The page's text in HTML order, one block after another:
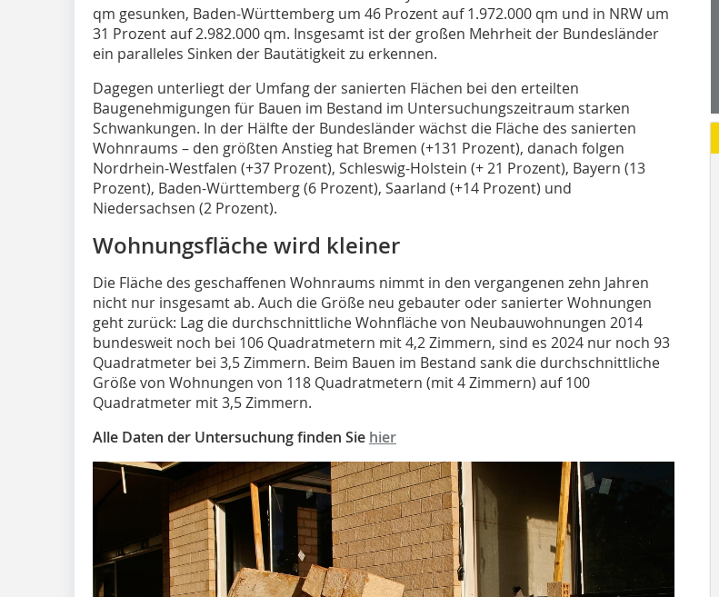
qm gesunken, Baden-Württemberg um 46 Prozent auf 1.972.000 qm und in NRW um
31 Prozent auf 2.982.000 qm. Insgesamt ist der großen Mehrheit der Bundesländer
ein paralleles Sinken der Bautätigkeit zu erkennen.
Dagegen unterliegt der Umfang der sanierten Flächen bei den erteilten
Baugenehmigungen für Bauen im Bestand im Untersuchungszeitraum starken
Schwankungen. In der Hälfte der Bundesländer wächst die Fläche des sanierten
Wohnraums – den größten Anstieg hat Bremen (+131 Prozent), danach folgen
Nordrhein-Westfalen (+37 Prozent), Schleswig-Holstein (+ 21 Prozent), Bayern (13
Prozent), Baden-Württemberg (6 Prozent), Saarland (+14 Prozent) und
Niedersachsen (2 Prozent).
Wohnungsfläche wird kleiner
Die Fläche des geschaffenen Wohnraums nimmt in den vergangenen zehn Jahren
nicht nur insgesamt ab. Auch die Größe neu gebauter oder sanierter Wohnungen
geht zurück: Lag die durchschnittliche Wohnfläche von Neubauwohnungen 2014
bundesweit noch bei 106 Quadratmetern mit 4,2 Zimmern, sind es 2024 nur noch 93
Quadratmeter bei 3,5 Zimmern. Beim Bauen im Bestand sank die durchschnittliche
Größe von Wohnungen von 118 Quadratmetern (mit 4 Zimmern) auf 100
Quadratmeter mit 3,5 Zimmern.
Alle Daten der Untersuchung finden Sie hier